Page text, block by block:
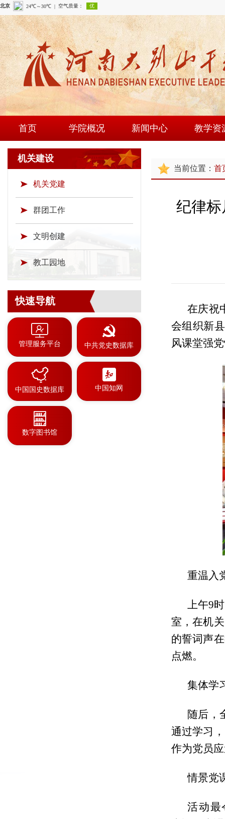
首页 学院概况
学院简介
现任领导
新闻中心
通知公告
教学资
师资队
教研成
机关建设
机关党建
群团工作
文明创建
教工园地
快速导航
管理服务平台 中共党史数据库
中国国史数据库 中国知网
数字图书馆
当前位置： 首
纪律
在庆祝
会组织新
风课堂强
重温入
上午9
室，在机
的誓词声
点燃。
集体学
随后，
通过学习
作为党员
情景党
活动最